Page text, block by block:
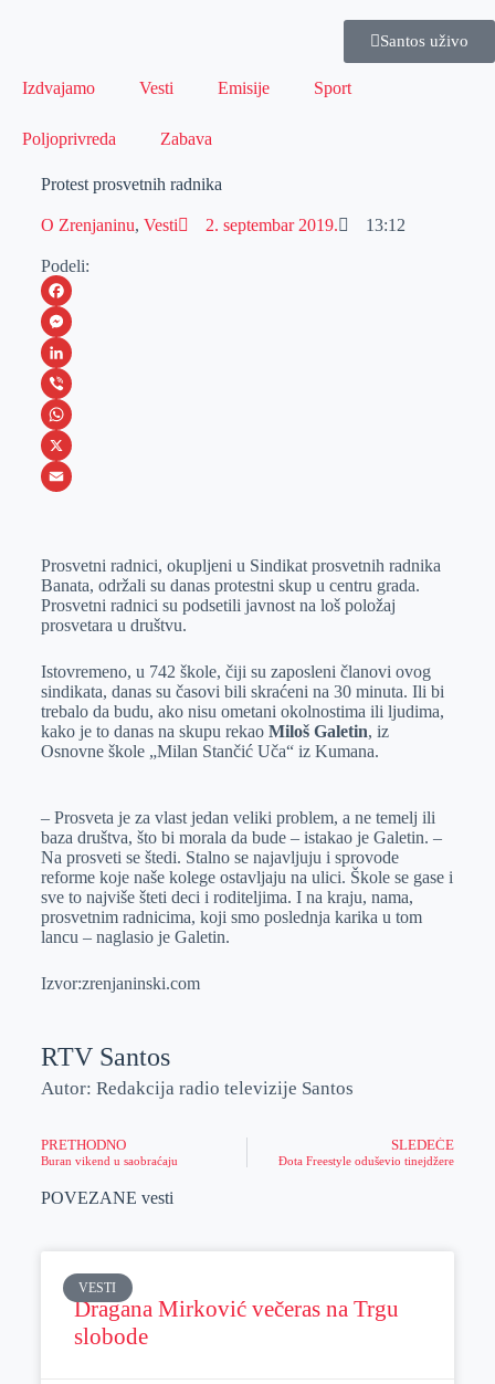
Santos uživo
Izdvajamo Vesti Emisije Sport
Poljoprivreda Zabava
Protest prosvetnih radnika
O Zrenjaninu, Vesti 2. septembar 2019. 13:12
Podeli:
F
a
c
e
b
o
M
e
s
s
e
e
r
L
i
n
k
I
n
V
i
b
W
h
s
A
p
p
X
a
i
l
Prosvetni radnici, okupljeni u Sindikat prosvetnih radnika
Banata, održali su danas protestni skup u centru grada.
Prosvetni radnici su podsetili javnost na loš položaj
prosvetara u društvu.
Istovremeno, u 742 škole, čiji su zaposleni članovi ovog
sindikata, danas su časovi bili skraćeni na 30 minuta. Ili bi
trebalo da budu, ako nisu ometani okolnostima ili ljudima,
kako je to danas na skupu rekao Miloš Galetin, iz
Osnovne škole „Milan Stančić Uča“ iz Kumana.
– Prosveta je za vlast jedan veliki problem, a ne temelj ili
baza društva, što bi morala da bude – istakao je Galetin. –
Na prosveti se štedi. Stalno se najavljuju i sprovode
reforme koje naše kolege ostavljaju na ulici. Škole se gase i
sve to najviše šteti deci i roditeljima. I na kraju, nama,
prosvetnim radnicima, koji smo poslednja karika u tom
lancu – naglasio je Galetin.
Izvor:zrenjaninski.com
RTV Santos
Autor: Redakcija radio televizije Santos
PRETHODNO
Buran vikend u saobraćaju
SLEDEĆE
Đota Freestyle oduševio tinejdžere
POVEZANE vesti
VESTI
Dragana Mirković večeras na Trgu
slobode